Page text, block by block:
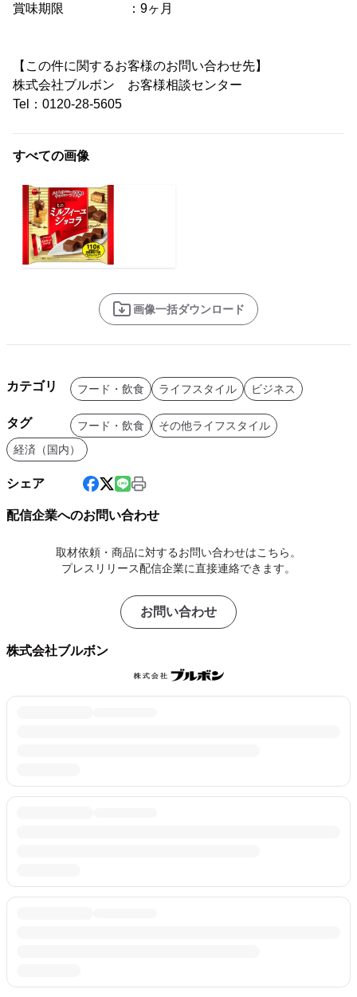
賞味期限 ：9ヶ月
【この件に関するお客様のお問い合わせ先】
株式会社ブルボン お客様相談センター
Tel：0120-28-5605
すべての画像
画像一括ダウンロード
カテゴリ フード・飲食 ライフスタイル ビジネス
タグ フード・飲食
その他ライフスタイル
経済（国内）
シェア
配信企業へのお問い合わせ
取材依頼・商品に対するお問い合わせはこちら。
プレスリリース配信企業に直接連絡できます。
お問い合わせ
株式会社ブルボン